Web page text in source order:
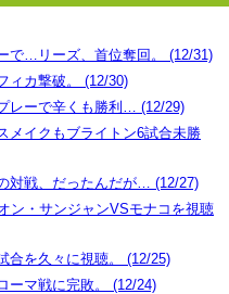
で…リーズ、首位奪回。 (12/31)
ィカ撃破。 (12/30)
レーで辛くも勝利… (12/29)
メイクもブライトン6試合未勝
対戦、だったんだが… (12/27)
ン・サンジャンVSモナコを視聴
合を久々に視聴。 (12/25)
ーマ戦に完敗。 (12/24)